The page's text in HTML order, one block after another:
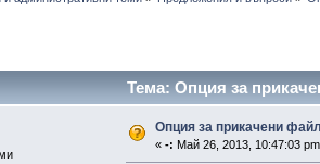
Тема: Опция за
Опция за прикачени
« -: Май 26, 2013, 10:47:03